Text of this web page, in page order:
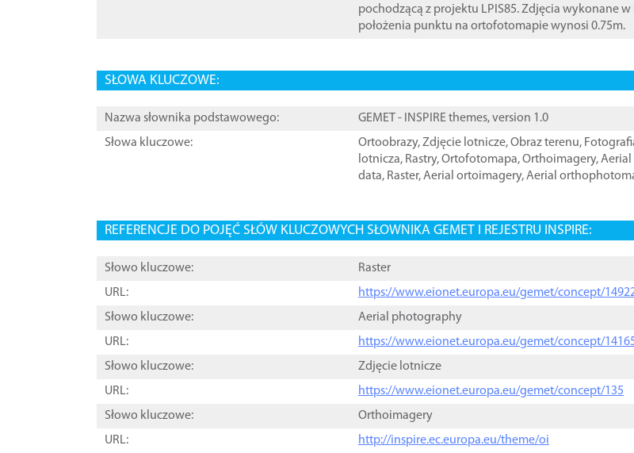
pochodzącą z projektu LPIS85. Zdjęcia wykonane w
położenia punktu na ortofotomapie wynosi 0.75m.
SŁOWA KLUCZOWE:
Nazwa słownika podstawowego:
GEMET - INSPIRE themes, version 1.0
Słowa kluczowe:
Ortoobrazy,Zdjęcie lotnicze,Obraz terenu,
lotnicza, Rastry,Ortofotomapa,Orthoimagery,
data, Raster,Aerial ortoimagery,Aerial
REFERENCJE DO POJĘĆ SŁÓW KLUCZOWYCH SŁOWNIKA GEMET I REJESTRU INSPIRE:
Słowo kluczowe:
Raster
URL:
https://www.eionet.europa.eu/gemet/concept/
Słowo kluczowe:
Aerial photography
URL:
https://www.eionet.europa.eu/gemet/concept/
Słowo kluczowe:
Zdjęcie lotnicze
URL:
https://www.eionet.europa.eu/gemet/concept/135
Słowo kluczowe:
Orthoimagery
URL:
http://inspire.ec.europa.eu/theme/oi